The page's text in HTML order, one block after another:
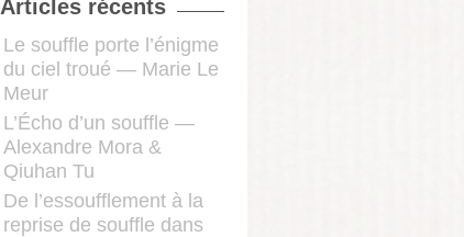
Articles récents
Le souffle porte l’énigme
du ciel troué — Marie Le
Meur
L’Écho d’un souffle —
Alexandre Mora &
Qiuhan Tu
De l’essoufflement à la
reprise de souffle dans